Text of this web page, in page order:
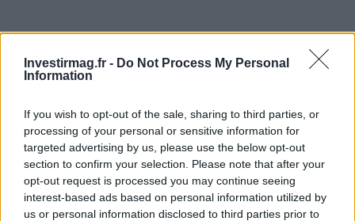
Investirmag.fr - Do Not Process My Personal
Information
If you wish to opt-out of the sale, sharing to third parties, or
processing of your personal or sensitive information for
targeted advertising by us, please use the below opt-out
section to confirm your selection. Please note that after your
opt-out request is processed you may continue seeing
interest-based ads based on personal information utilized by
us or personal information disclosed to third parties prior to